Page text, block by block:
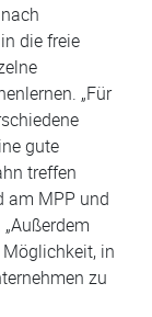
die freie
„Für
gute
treffen
am MPP und
Möglichkeit, in
zu